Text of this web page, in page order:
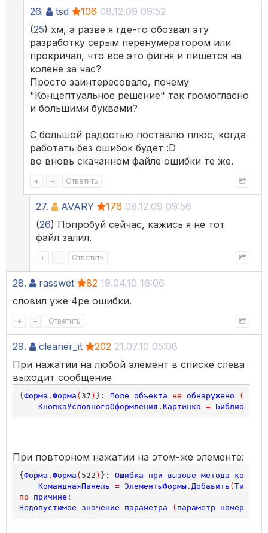
26. tsd 106 08.12.09 09:52
(25) хм, а разве я где-то обозвал эту
разработку серым перенумератором или
прокричал, что все это фигня и пишется на
колене за час?
Просто заинтересовало, почему
"Концептуальное решение" так громогласно
и большими буквами?
С большой радостью поставлю плюс, когда
работать без ошибок будет :D
во вновь скачанном файле ошибки те же.
+ – Ответить
27. AVARY 176 08.12.09 09:56
(26) Попробуй сейчас, кажись я не тот
файл залил.
+ – Ответить
28. rasswet 82 19.04.10 16:06
словил уже 4ре ошибки.
+ – Ответить
29. cleaner_it 202 21.07.10 05:08
При нажатии на любой элемент в списке слева
выходит сообщение
{Форма . Форма ( 37 ) }: Поле объекта не обнаружено (
КнопкаУсловногоОформления . Картинка =
При повторном нажатии на этом-же элементе:
{Форма . Форма ( 522 ) }: Ошибка при вызове метода
КоманднаяПанель = ЭлементыФормы. Добавить (Тип
по
причине
Недопустимое
значение параметра ( параметр номер